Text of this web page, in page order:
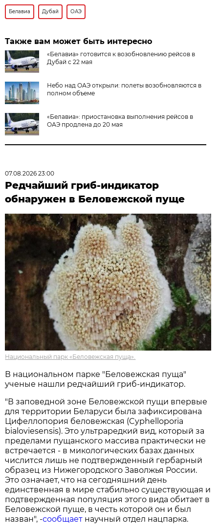
Белавиа Дубай ОАЭ
Также вам может быть интересно
«Белавиа» готовится к возобновлению рейсов в
Дубай с 22 мая
Небо над ОАЭ открыли: полеты возобновляются в
полном объеме
«Белавиа»: приостановка выполнения рейсов в
ОАЭ продлена до 20 мая
07.08.2026 23:00
Редчайший гриб-индикатор
обнаружен в Беловежской пуще
Национальный парк «Беловежская пуща».
В национальном парке "Беловежская пуща"
ученые нашли редчайший гриб-индикатор.
"В заповедной зоне Беловежской пущи впервые
для территории Беларуси была зафиксирована
Цифеллопория беловежская (Cyphelloporia
bialoviesensis). Это ультраредкий вид, который за
пределами пущанского массива практически не
встречается - в микологических базах данных
числится лишь не подтвержденный гербарный
образец из Нижегородского Заволжья России.
Это означает, что на сегодняшний день
единственная в мире стабильно существующая и
подтвержденная популяция этого вида обитает в
Беловежской пуще, в честь которой он и был
назван", -сообщает научный отдел нацпарка.